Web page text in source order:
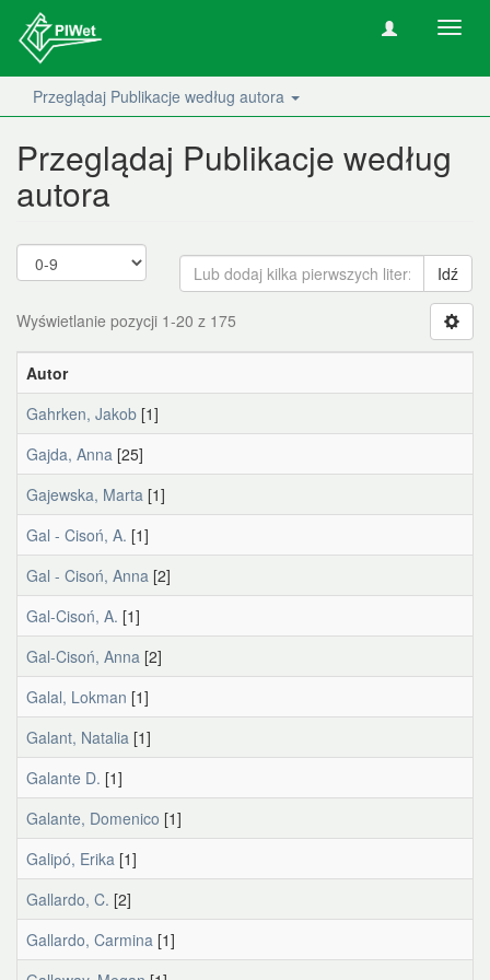
Przeglądaj Publikacje według autora
Przeglądaj Publikacje według
autora
Idź
Wyświetlanie pozycji 1-20 z 175
Autor
Gahrken, Jakob [1]
Gajda, Anna [25]
Gajewska, Marta [1]
Gal - Cisoń, A. [1]
Gal - Cisoń, Anna [2]
Gal-Cisoń, A. [1]
Gal-Cisoń, Anna [2]
Galal, Lokman [1]
Galant, Natalia [1]
Galante D. [1]
Galante, Domenico [1]
Galipó, Erika [1]
Gallardo, C. [2]
Gallardo, Carmina [1]